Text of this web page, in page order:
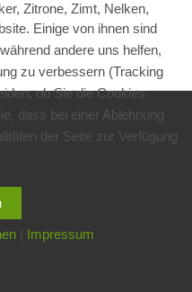
Zitrone, Zimt, Nelken,
Einige von ihnen sind
andere uns helfen,
zu verbessern (Tracking
ob Sie die Cookies
dass bei einer Ablehnung
der Seite zur Verfügung
Impressum